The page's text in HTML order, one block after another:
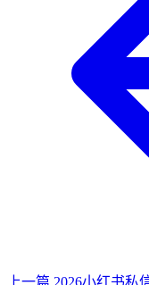
上一篇 2026小红书私